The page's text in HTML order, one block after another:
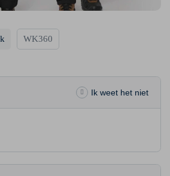
WK360
Ik weet het niet